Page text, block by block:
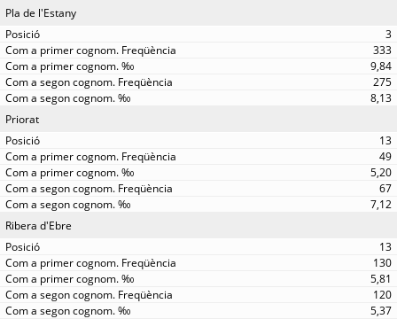
Pla de l'Estany
3
333
9,84
275
8,13
Priorat
13
49
5,20
67
7,12
Ribera d'Ebre
13
130
5,81
120
5,37